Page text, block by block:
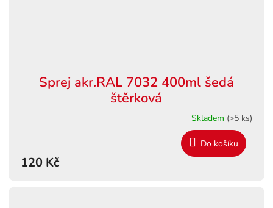
Sprej akr.RAL 7032 400ml šedá
štěrková
Skladem (>5 ks)
120 Kč
Do košíku